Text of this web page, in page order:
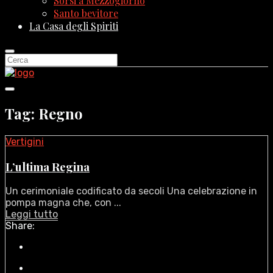
Santo bevitore
La Casa degli Spiriti
Tag: Regno
Vertigini
L’ultima Regina
Un cerimoniale codificato da secoli Una celebrazione in
pompa magna che, con ...
Leggi tutto
Share: